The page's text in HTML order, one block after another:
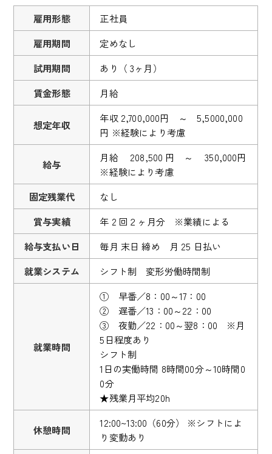
雇用形態
正社員
雇用期間
定めなし
試用期間
あり（ 3ヶ月）
賃金形態
月給
想定年収
年収 2,700,000円 ～ 5,5000,000
円 ※経験により考慮
給与
月給 208,500 円 ～ 350,000円
※経験により考慮
固定残業代
なし
賞与実績
年 2 回２ヶ月分 ※業績による
給与支払い日
毎月 末日 締め 月 25 日払い
就業システム
シフト制 変形労働時間制
就業時間
① 早番／8：00～17：00
② 遅番／13：00～22：00
③ 夜勤／22：00～翌8：00 ※月
5日程度あり
シフト制
1日の実働時間 8時間00分～10時間0
0分
★残業月平均20h
休憩時間
12:00~13:00（60分） ※シフトによ
り変動あり